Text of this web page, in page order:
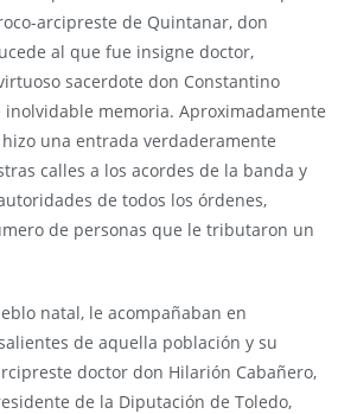
arcipreste de Quintanar, don
al que fue insigne doctor,
sacerdote don Constantino
inolvidable memoria. Aproximadamente
una entrada verdaderamente
calles a los acordes de la banda y
de todos los órdenes,
de personas que le tributaron un
natal, le acompañaban en
de aquella población y su
doctor don Hilarión Cabañero,
de la Diputación de Toledo,